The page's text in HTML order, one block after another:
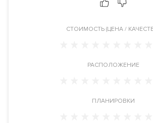
роскошь. Его эффектная архитектура
оформления использованы
Второй — волнообразный, выполненный
CТОИМОСТЬ (ЦЕНА /
РАСПОЛОЖЕНИЕ
ПЛАНИРОВКИ